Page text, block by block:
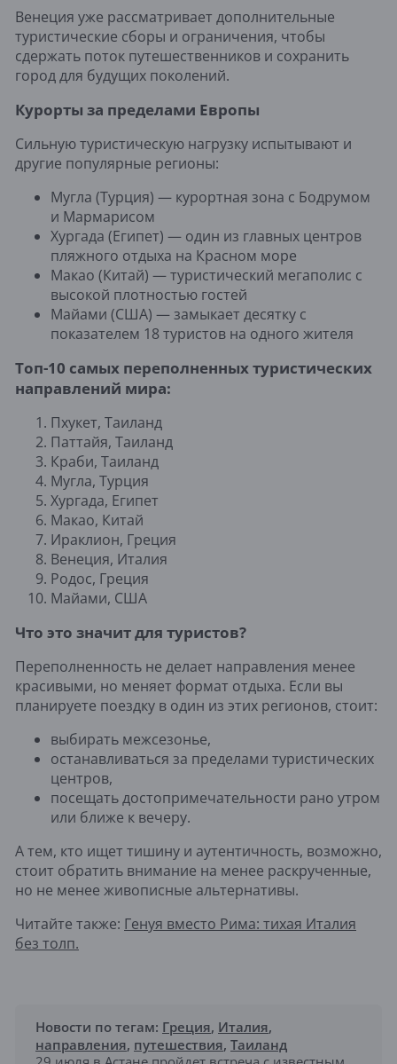
Венеция уже рассматривает дополнительные
туристические сборы и ограничения, чтобы
сдержать поток путешественников и сохранить
город для будущих поколений.
Курорты за пределами Европы
Сильную туристическую нагрузку испытывают и
другие популярные регионы:
Мугла (Турция) — курортная зона с Бодрумом
и Мармарисом
Хургада (Египет) — один из главных центров
пляжного отдыха на Красном море
Макао (Китай) — туристический мегаполис с
высокой плотностью гостей
Майами (США) — замыкает десятку с
показателем 18 туристов на одного жителя
Топ-10 самых переполненных туристических
направлений мира:
Пхукет, Таиланд
Паттайя, Таиланд
Краби, Таиланд
Мугла, Турция
Хургада, Египет
Макао, Китай
Ираклион, Греция
Венеция, Италия
Родос, Греция
Майами, США
Что это значит для туристов?
Переполненность не делает направления менее
красивыми, но меняет формат отдыха. Если вы
планируете поездку в один из этих регионов, стоит:
выбирать межсезонье,
останавливаться за пределами туристических
центров,
посещать достопримечательности рано утром
или ближе к вечеру.
А тем, кто ищет тишину и аутентичность, возможно,
стоит обратить внимание на менее раскрученные,
но не менее живописные альтернативы.
Читайте также: Генуя вместо Рима: тихая Италия
без толп.
Новости по тегам: Греция, Италия,
направления, путешествия, Таиланд